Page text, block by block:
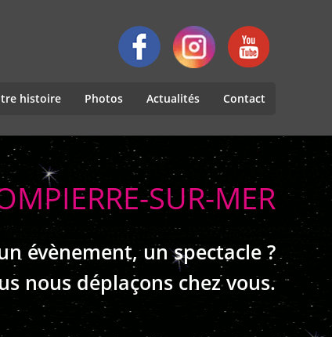
histoire Photos Actualités Contact
SUR-MER
évènement, un spectacle ?
nous déplaçons chez vous.